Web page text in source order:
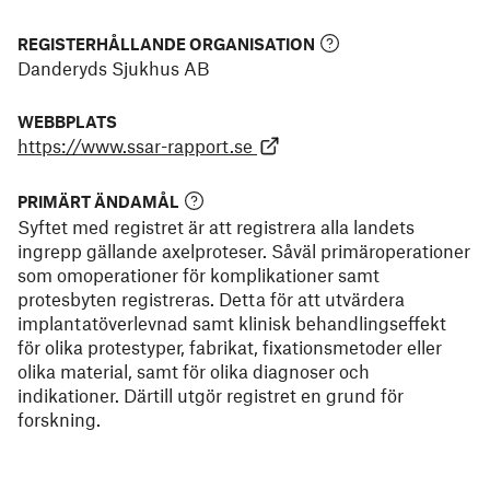
REGISTERHÅLLANDE ORGANISATION
Danderyds Sjukhus AB
WEBBPLATS
https://www.ssar-rapport.se
PRIMÄRT ÄNDAMÅL
Syftet med registret är att registrera alla landets
ingrepp gällande axelproteser. Såväl primäroperationer
som omoperationer för komplikationer samt
protesbyten registreras. Detta för att utvärdera
implantatöverlevnad samt klinisk behandlingseffekt
för olika protestyper, fabrikat, fixationsmetoder eller
olika material, samt för olika diagnoser och
indikationer. Därtill utgör registret en grund för
forskning.